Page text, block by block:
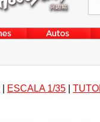
| ESCALA 1/35 |